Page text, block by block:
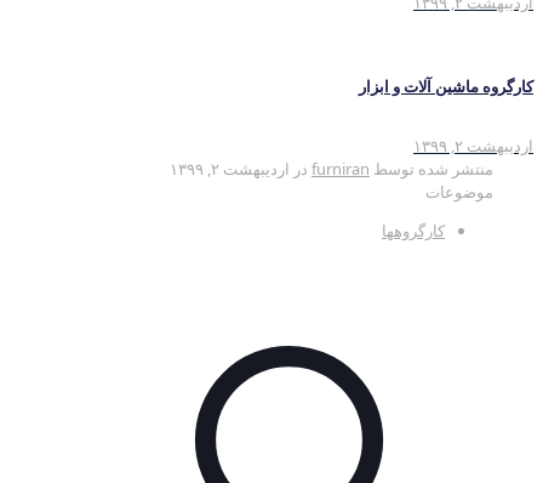
کارگروه ماشین آلات و ابزار
اردیبهشت ۲, ۱۳۹۹
منتشر شده توسط furniran در اردیبهشت ۲, ۱۳۹۹
موضوعات
کارگروهها